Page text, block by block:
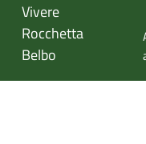
Vivere
Rocchetta
Belbo